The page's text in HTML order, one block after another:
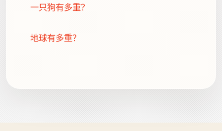
一只狗有多重？
地球有多重？